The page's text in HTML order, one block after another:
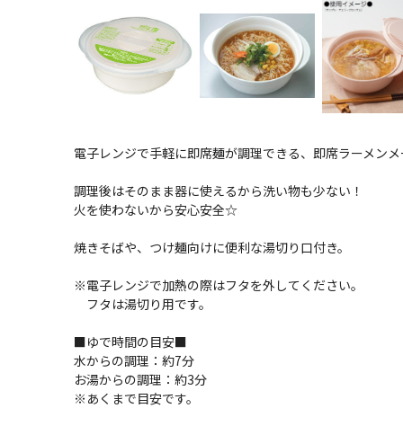
電子レンジで手軽に即席麺が調理できる、即席ラーメン
調理後はそのまま器に使えるから洗い物も少ない！
火を使わないから安心安全☆
焼きそばや、つけ麺向けに便利な湯切り口付き。
※電子レンジで加熱の際はフタを外してください。
フタは湯切り用です。
■ゆで時間の目安■
水からの調理：約7分
お湯からの調理：約3分
※あくまで目安です。